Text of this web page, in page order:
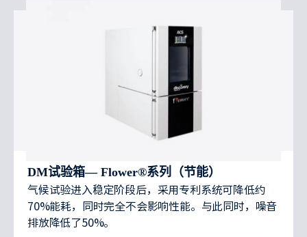
DM试验箱— Flower®系列（节能）
气候试验进入稳定阶段后，采用专利系统可降低约
70%能耗，同时完全不会影响性能。与此同时，噪音
排放降低了50%。